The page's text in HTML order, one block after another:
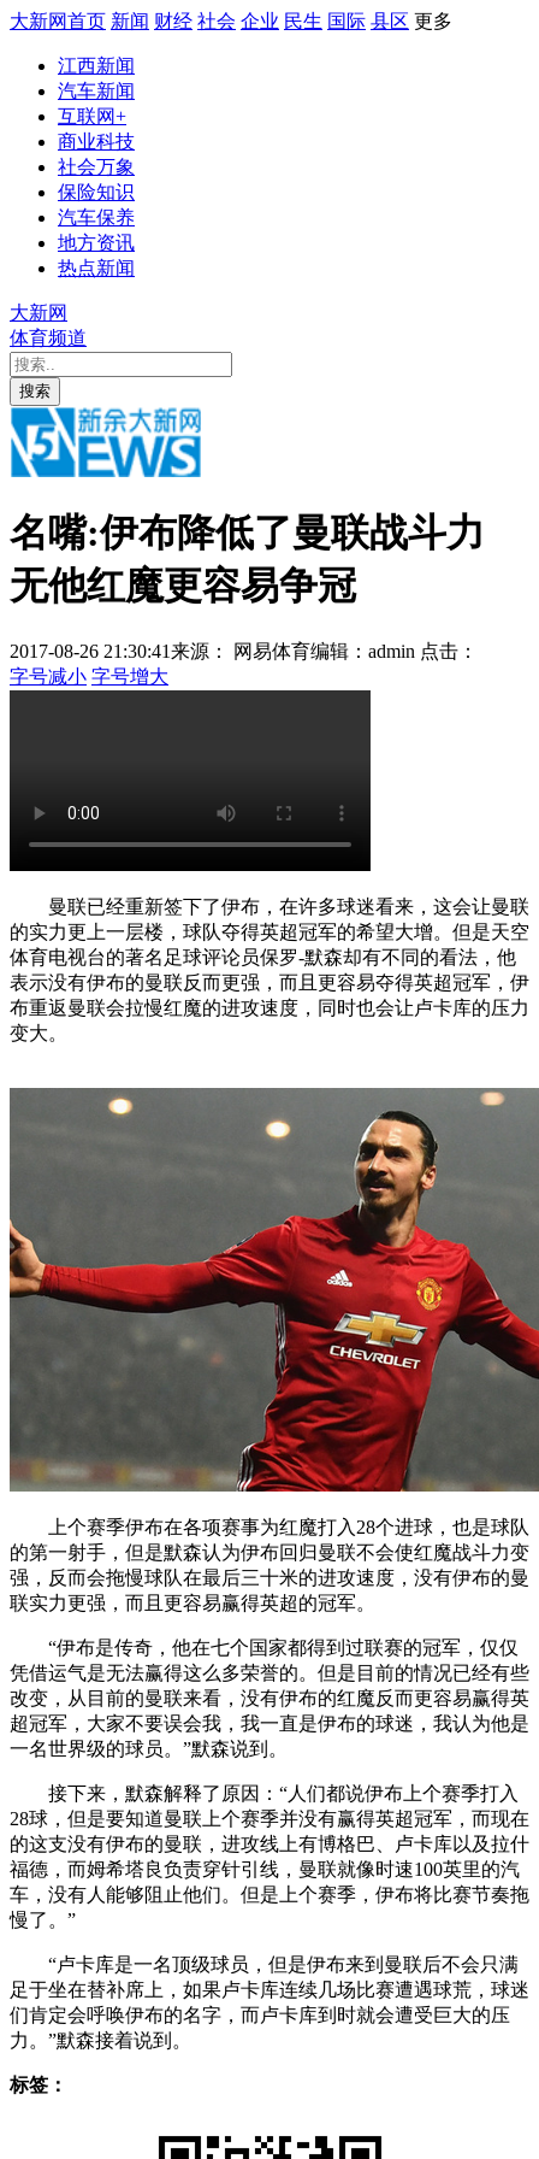
大新网首页 新闻 财经 社会 企业 民生 国际 县区 更多
江西新闻
汽车新闻
互联网+
商业科技
社会万象
保险知识
汽车保养
地方资讯
热点新闻
大新网
体育频道
搜索
名嘴:伊布降低了曼联战斗力
无他红魔更容易争冠
2017-08-26 21:30:41来源： 网易体育编辑：admin 点击：
字号减小 字号增大
曼联已经重新签下了伊布，在许多球迷看来，这会让曼联
的实力更上一层楼，球队夺得英超冠军的希望大增。但是天空
体育电视台的著名足球评论员保罗-默森却有不同的看法，他
表示没有伊布的曼联反而更强，而且更容易夺得英超冠军，伊
布重返曼联会拉慢红魔的进攻速度，同时也会让卢卡库的压力
变大。
上个赛季伊布在各项赛事为红魔打入28个进球，也是球队
的第一射手，但是默森认为伊布回归曼联不会使红魔战斗力变
强，反而会拖慢球队在最后三十米的进攻速度，没有伊布的曼
联实力更强，而且更容易赢得英超的冠军。
“伊布是传奇，他在七个国家都得到过联赛的冠军，仅仅
凭借运气是无法赢得这么多荣誉的。但是目前的情况已经有些
改变，从目前的曼联来看，没有伊布的红魔反而更容易赢得英
超冠军，大家不要误会我，我一直是伊布的球迷，我认为他是
一名世界级的球员。”默森说到。
接下来，默森解释了原因：“人们都说伊布上个赛季打入
28球，但是要知道曼联上个赛季并没有赢得英超冠军，而现在
的这支没有伊布的曼联，进攻线上有博格巴、卢卡库以及拉什
福德，而姆希塔良负责穿针引线，曼联就像时速100英里的汽
车，没有人能够阻止他们。但是上个赛季，伊布将比赛节奏拖
慢了。”
“卢卡库是一名顶级球员，但是伊布来到曼联后不会只满
足于坐在替补席上，如果卢卡库连续几场比赛遭遇球荒，球迷
们肯定会呼唤伊布的名字，而卢卡库到时就会遭受巨大的压
力。”默森接着说到。
标签：